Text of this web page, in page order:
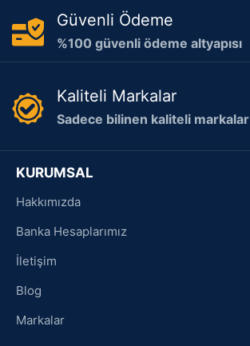
Güvenli Ödeme
%100 güvenli ödeme altyapısı
Kaliteli Markalar
Sadece bilinen kaliteli markalar
KURUMSAL
Hakkımızda
Banka Hesaplarımız
İletişim
Blog
Markalar